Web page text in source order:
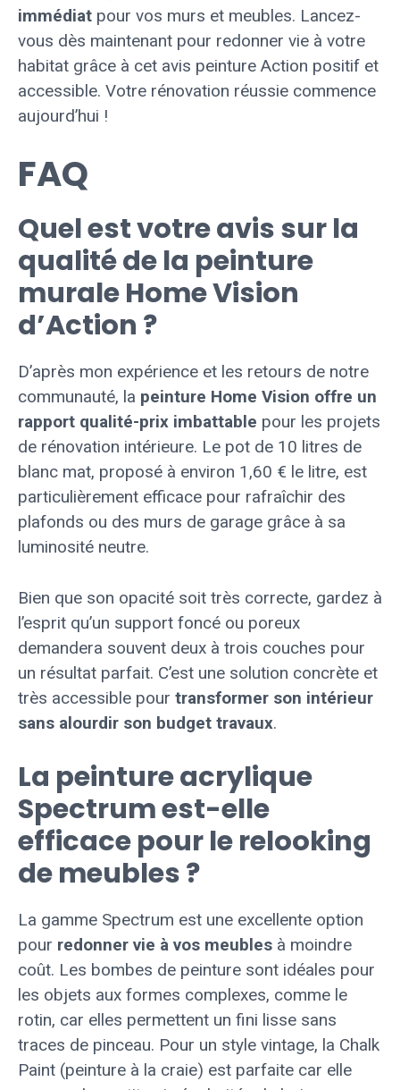
immédiat pour vos murs et meubles. Lancez-
vous dès maintenant pour redonner vie à votre
habitat grâce à cet avis peinture Action positif et
accessible. Votre rénovation réussie commence
aujourd’hui !
FAQ
Quel est votre avis sur la
qualité de la peinture
murale Home Vision
d’Action ?
D’après mon expérience et les retours de notre
communauté, la peinture Home Vision offre un
rapport qualité-prix imbattable pour les projets
de rénovation intérieure. Le pot de 10 litres de
blanc mat, proposé à environ 1,60 € le litre, est
particulièrement efficace pour rafraîchir des
plafonds ou des murs de garage grâce à sa
luminosité neutre.
Bien que son opacité soit très correcte, gardez à
l’esprit qu’un support foncé ou poreux
demandera souvent deux à trois couches pour
un résultat parfait. C’est une solution concrète et
très accessible pour transformer son intérieur
sans alourdir son budget travaux.
La peinture acrylique
Spectrum est-elle
efficace pour le relooking
de meubles ?
La gamme Spectrum est une excellente option
pour redonner vie à vos meubles à moindre
coût. Les bombes de peinture sont idéales pour
les objets aux formes complexes, comme le
rotin, car elles permettent un fini lisse sans
traces de pinceau. Pour un style vintage, la Chalk
Paint (peinture à la craie) est parfaite car elle